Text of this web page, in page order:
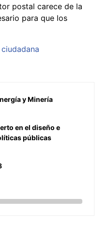
postal carece de la
para que los
y Minería
en el diseño e
públicas